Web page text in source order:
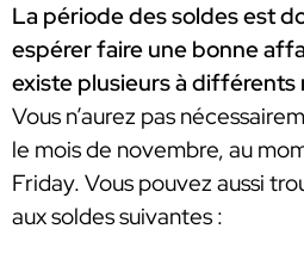
La période des soldes est
espérer faire une bonne
existe plusieurs à différents
Vous n’aurez pas
le mois de novembre, au
Friday. Vous pouvez aussi
aux soldes suivantes :